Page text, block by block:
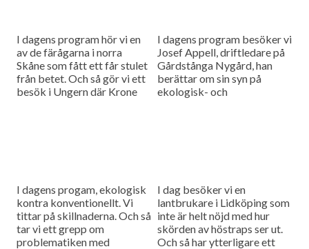
I dagens program hör vi en
av de färågarna i norra
Skåne som fått ett får stulet
från betet. Och så gör vi ett
besök i Ungern där Krone
I dagens program besöker vi
Josef Appell, driftledare på
Gårdstånga Nygård, han
berättar om sin syn på
ekologisk- och
I dagens progam, ekologisk
kontra konventionellt. Vi
tittar på skillnaderna. Och så
tar vi ett grepp om
problematiken med
I dag besöker vi en
lantbrukare i Lidköping som
inte är helt nöjd med hur
skörden av höstraps ser ut.
Och så har ytterligare ett